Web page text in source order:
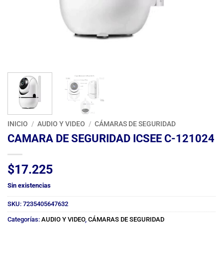
INICIO / AUDIO Y VIDEO / CÁMARAS DE SEGURIDAD
CAMARA DE SEGURIDAD ICSEE C-121024
$17.225
Sin existencias
SKU: 7235405647632
Categorías: AUDIO Y VIDEO, CÁMARAS DE SEGURIDAD